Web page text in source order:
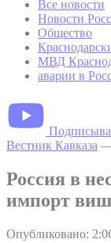
Все новости
Новости
Общество
МВД
аварии в
Вестник Кавказа
Россия в
импорт
Опубликовано: